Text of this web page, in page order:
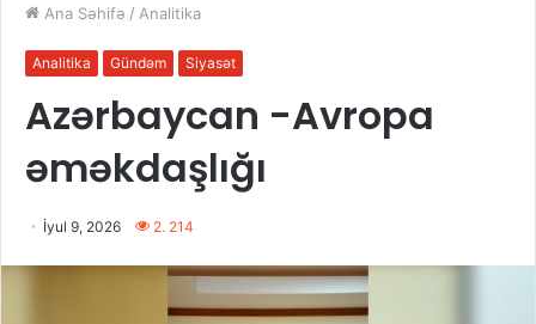
Ana Səhifə / Analitika
Analitika Gündəm Siyasət
Azərbaycan -Avropa
əməkdaşlığı
İyul 9, 2026 2. 214